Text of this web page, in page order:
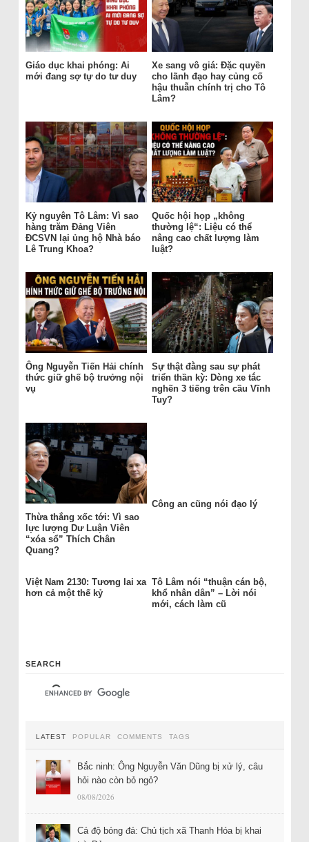
Giáo dục khai phóng: Ai
mới đang sợ tự do tư duy
Xe sang vô giá: Đặc quyền
cho lãnh đạo hay củng cố
hậu thuẫn chính trị cho Tô
Lâm?
Kỷ nguyên Tô Lâm: Vì sao
hàng trăm Đảng Viên
ĐCSVN lại ủng hộ Nhà báo
Lê Trung Khoa?
Quốc hội họp „không
thường lệ“: Liệu có thể
nâng cao chất lượng làm
luật?
Ông Nguyễn Tiến Hải chính
thức giữ ghế bộ trưởng nội
vụ
Sự thật đằng sau sự phát
triển thần kỳ: Dòng xe tắc
nghẽn 3 tiếng trên cầu Vĩnh
Tuy?
Thừa thắng xốc tới: Vì sao
lực lượng Dư Luận Viên
“xóa sổ” Thích Chân
Quang?
Công an cũng nói đạo lý
Việt Nam 2130: Tương lai xa
hơn cả một thế kỷ
Tô Lâm nói “thuận cán bộ,
khổ nhân dân” – Lời nói
mới, cách làm cũ
SEARCH
LATEST POPULAR COMMENTS TAGS
Bắc ninh: Ông Nguyễn Văn Dũng bị xử lý, câu
hỏi nào còn bỏ ngỏ?
08/08/2026
Cá độ bóng đá: Chủ tịch xã Thanh Hóa bị khai